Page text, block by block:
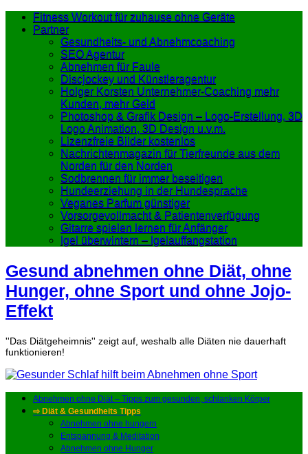
Fitness Workout für zuhause ohne Geräte
Partner
Gesundheits- und Abnehmcoaching
SEO Agentur
Abnehmen für Faule
Discjockey und Künstleragentur
Holger Korsten Unternehmer-Coaching mehr
Kunden, mehr Geld
Photoshop & Grafik Design – Logo-Erstellung, 3D
Logo Animation, 3D Design u.v.m.
Lizenzfreie Bilder kostenlos
Nachrichtenmagazin für Tierfreunde aus dem
Norden für den Norden
Sodbrennen für immer beseitigen
Hundeerziehung in der Hundesprache
Veganes Parfum günstiger
Vorsorgevollmacht & Patientenverfügung
Gitarre spielen lernen für Anfänger
Igel überwintern – Igelauffangstation
Gesund abnehmen ohne Diät, ohne
Hunger, ohne Sport und ohne Jojo-
Effekt
''Das Diätgeheimnis'' zeigt auf, weshalb alle Diäten nie dauerhaft
funktionieren!
Abnehmen ohne Diät – Tipps zum gesunden, schlanken Körper
⇨ Diät & Gesundheits Tipps
Abnehmen ohne hungern
Entspannung & Meditation
Abnehmen ohne Hunger